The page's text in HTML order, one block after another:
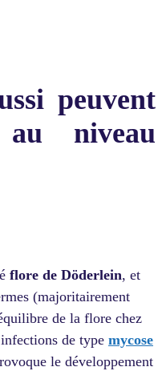
peuvent
niveau
flore de Döderlein, et
(majoritairement
de la flore chez
de type mycose
le développement